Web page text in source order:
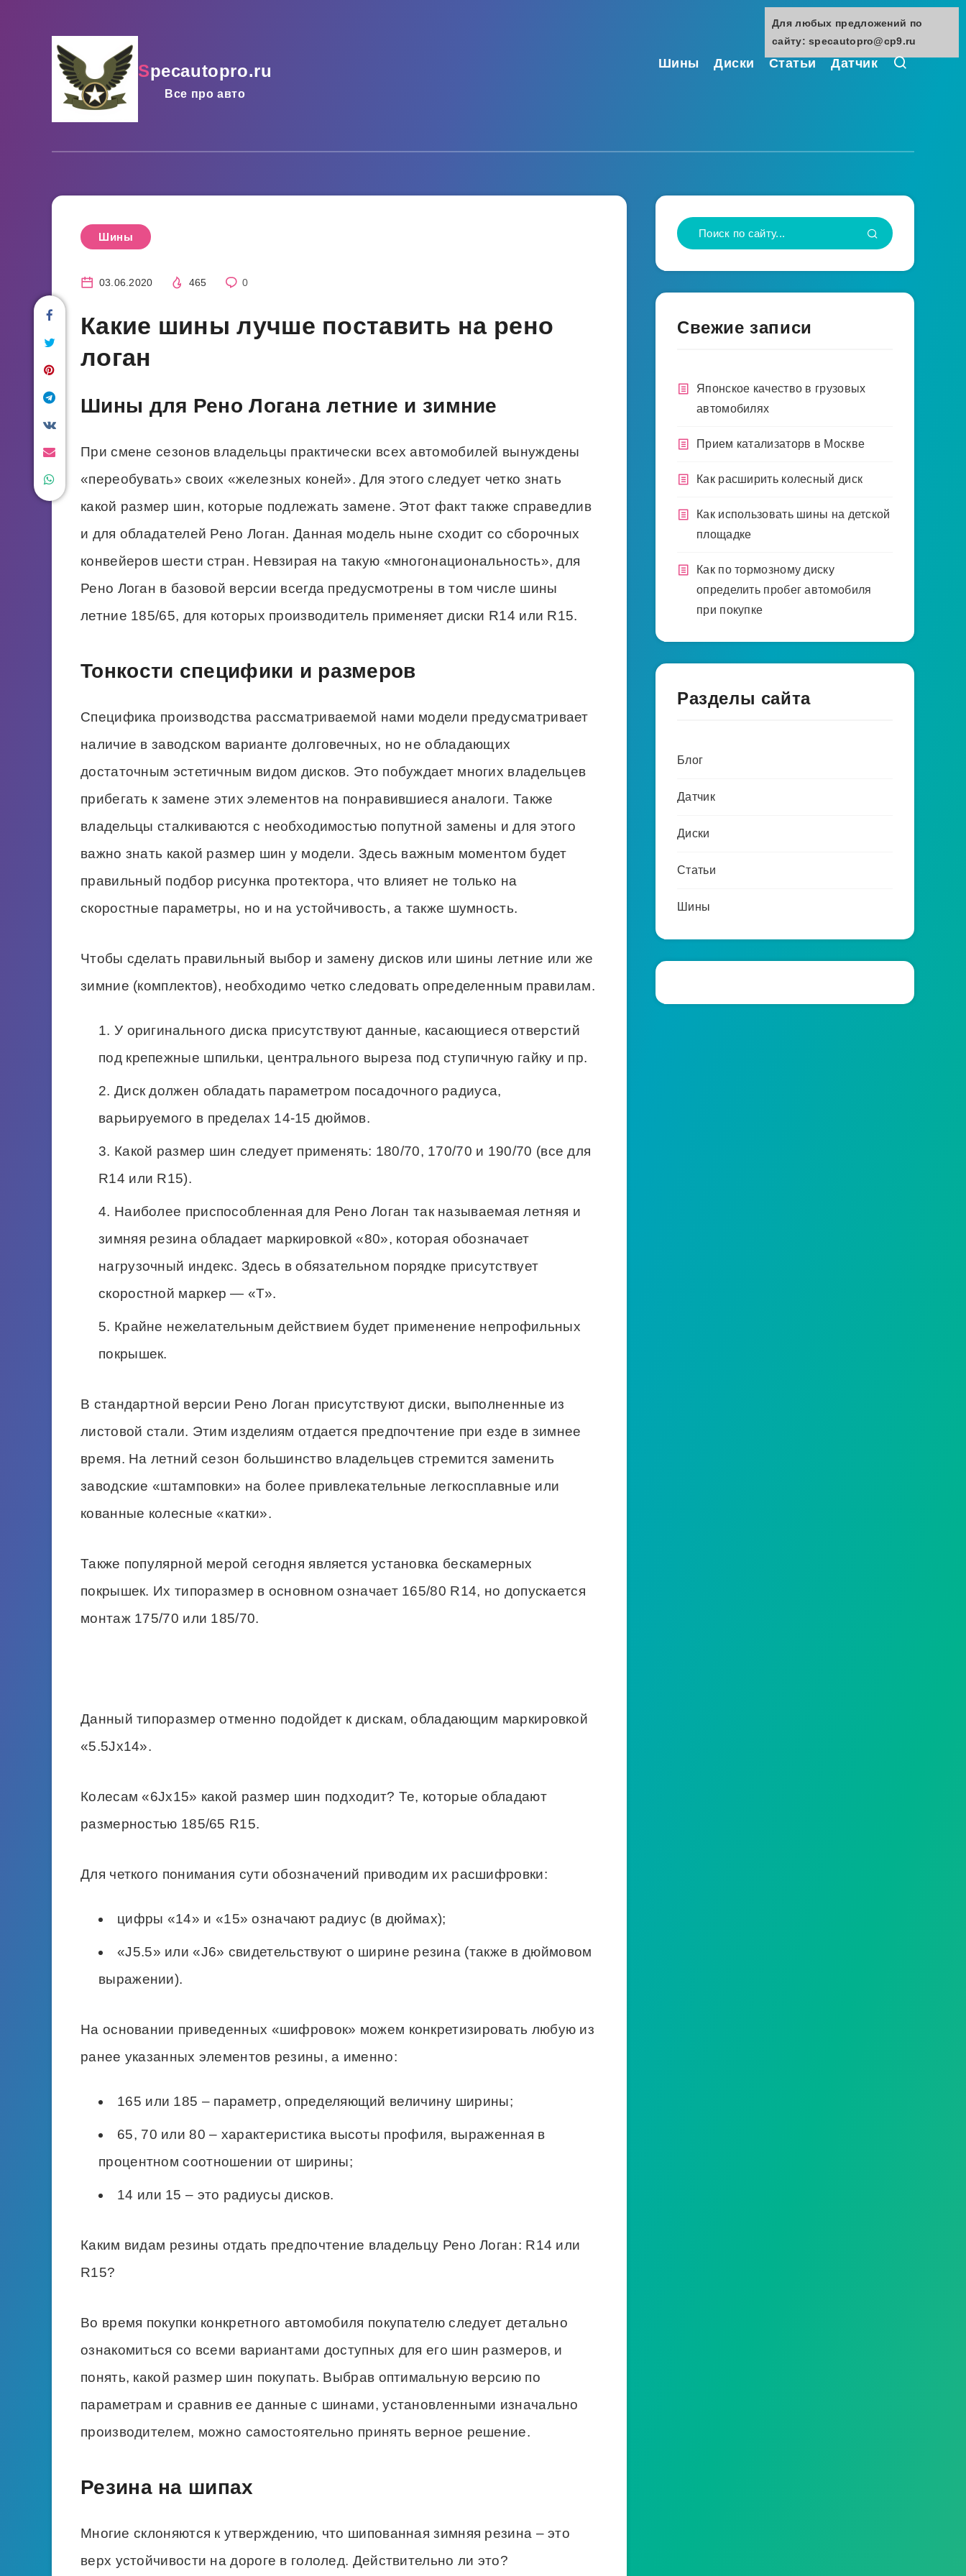
specautopro.ru
Все про авто
Шины Диски Статьи Датчик
Шины
03.06.2020 465 0
Какие шины лучше поставить на рено
логан
Шины для Рено Логана летние и зимние
При смене сезонов владельцы практически всех автомобилей вынуждены
«переобувать» своих «железных коней». Для этого следует четко знать
какой размер шин, которые подлежать замене. Этот факт также справедлив
и для обладателей Рено Логан. Данная модель ныне сходит со сборочных
конвейеров шести стран. Невзирая на такую «многонациональность», для
Рено Логан в базовой версии всегда предусмотрены в том числе шины
летние 185/65, для которых производитель применяет диски R14 или R15.
Тонкости специфики и размеров
Специфика производства рассматриваемой нами модели предусматривает
наличие в заводском варианте долговечных, но не обладающих
достаточным эстетичным видом дисков. Это побуждает многих владельцев
прибегать к замене этих элементов на понравившиеся аналоги. Также
владельцы сталкиваются с необходимостью попутной замены и для этого
важно знать какой размер шин у модели. Здесь важным моментом будет
правильный подбор рисунка протектора, что влияет не только на
скоростные параметры, но и на устойчивость, а также шумность.
Чтобы сделать правильный выбор и замену дисков или шины летние или же
зимние (комплектов), необходимо четко следовать определенным правилам.
У оригинального диска присутствуют данные, касающиеся отверстий
под крепежные шпильки, центрального выреза под ступичную гайку и пр.
Диск должен обладать параметром посадочного радиуса,
варьируемого в пределах 14-15 дюймов.
Какой размер шин следует применять: 180/70, 170/70 и 190/70 (все для
R14 или R15).
Наиболее приспособленная для Рено Логан так называемая летняя и
зимняя резина обладает маркировкой «80», которая обозначает
нагрузочный индекс. Здесь в обязательном порядке присутствует
скоростной маркер — «Т».
Крайне нежелательным действием будет применение непрофильных
покрышек.
В стандартной версии Рено Логан присутствуют диски, выполненные из
листовой стали. Этим изделиям отдается предпочтение при езде в зимнее
время. На летний сезон большинство владельцев стремится заменить
заводские «штамповки» на более привлекательные легкосплавные или
кованные колесные «катки».
Также популярной мерой сегодня является установка бескамерных
покрышек. Их типоразмер в основном означает 165/80 R14, но допускается
монтаж 175/70 или 185/70.
Данный типоразмер отменно подойдет к дискам, обладающим маркировкой
Колесам «6Jx15» какой размер шин подходит? Те, которые обладают
размерностью 185/65 R15.
цифры «14» и «15» означают радиус (в дюймах);
выражении).
165 или 185 – параметр, определяющий величину ширины;
14 или 15 – это радиусы дисков.
Свежие записи
Японское качество в грузовых
автомобилях
Прием катализаторв в Москве
Как расширить колесный диск
Как использовать шины на детской
площадке
Как по тормозному диску
определить пробег автомобиля
при покупке
Разделы сайта
Блог
Датчик
Диски
Статьи
Шины
Для любых предложений по
сайту: specautopro@cp9.ru